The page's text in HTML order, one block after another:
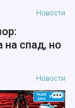
Новости
спад, но
Новости